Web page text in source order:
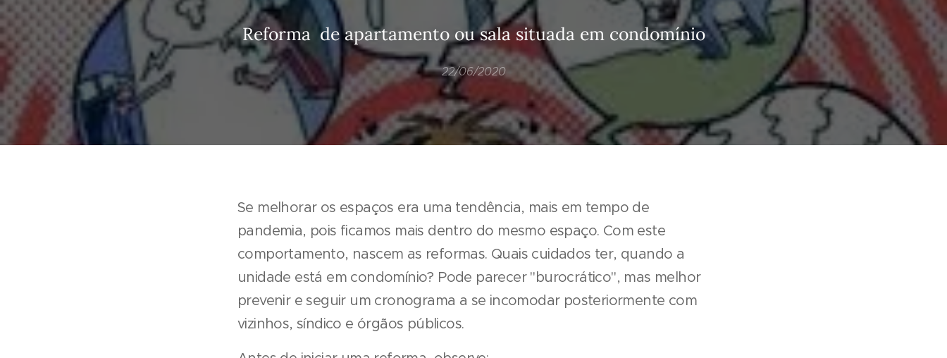
Reforma de apartamento ou sala situada em condomínio
22/06/2020
Se melhorar os espaços era uma tendência, mais em tempo de
pandemia, pois ficamos mais dentro do mesmo espaço. Com este
comportamento, nascem as reformas. Quais cuidados ter, quando a
unidade está em condomínio? Pode parecer "burocrático", mas melhor
prevenir e seguir um cronograma a se incomodar posteriormente com
vizinhos, síndico e órgãos públicos.